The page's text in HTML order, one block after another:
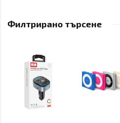
Филтрирано търсене